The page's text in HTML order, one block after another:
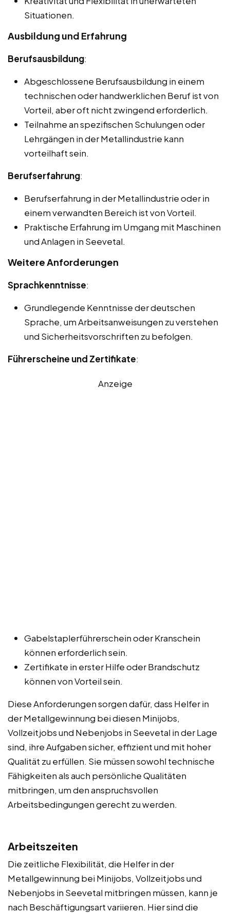
Situationen.
Ausbildung und Erfahrung
Berufsausbildung:
Abgeschlossene Berufsausbildung in einem
technischen oder handwerklichen Beruf ist von
Vorteil, aber oft nicht zwingend erforderlich.
Teilnahme an spezifischen Schulungen oder
Lehrgängen in der Metallindustrie kann
vorteilhaft sein.
Berufserfahrung:
Berufserfahrung in der Metallindustrie oder in
einem verwandten Bereich ist von Vorteil.
Praktische Erfahrung im Umgang mit Maschinen
und Anlagen in Seevetal.
Weitere Anforderungen
Sprachkenntnisse:
Grundlegende Kenntnisse der deutschen
Sprache, um Arbeitsanweisungen zu verstehen
und Sicherheitsvorschriften zu befolgen.
Führerscheine und Zertifikate:
Anzeige
Gabelstaplerführerschein oder Kranschein
können erforderlich sein.
Zertifikate in erster Hilfe oder Brandschutz
können von Vorteil sein.
Diese Anforderungen sorgen dafür, dass Helfer in
der Metallgewinnung bei diesen Minijobs,
Vollzeitjobs und Nebenjobs in Seevetal in der Lage
sind, ihre Aufgaben sicher, effizient und mit hoher
Qualität zu erfüllen. Sie müssen sowohl technische
Fähigkeiten als auch persönliche Qualitäten
mitbringen, um den anspruchsvollen
Arbeitsbedingungen gerecht zu werden.
Arbeitszeiten
Die zeitliche Flexibilität, die Helfer in der
Metallgewinnung bei Minijobs, Vollzeitjobs und
Nebenjobs in Seevetal mitbringen müssen, kann je
nach Beschäftigungsart variieren. Hier sind die